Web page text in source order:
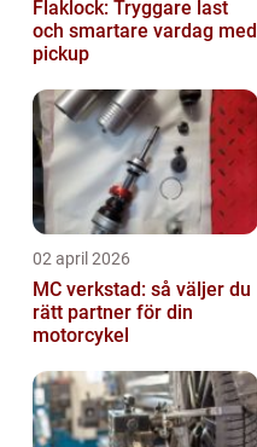
Flaklock: Tryggare last
och smartare vardag med
pickup
02 april 2026
MC verkstad: så väljer du
rätt partner för din
motorcykel